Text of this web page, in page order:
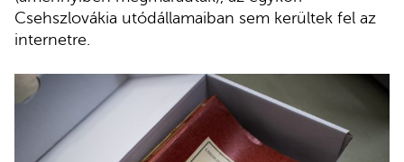
Csehszlovákia utódállamaiban sem kerültek fel az
internetre.